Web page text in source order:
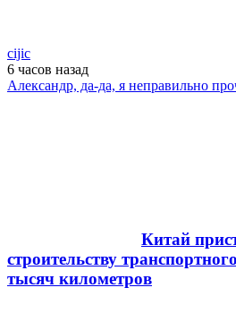
cijic
6 часов назад
Александр, да-да, я неправильно
Китай
строительству
тысяч километров